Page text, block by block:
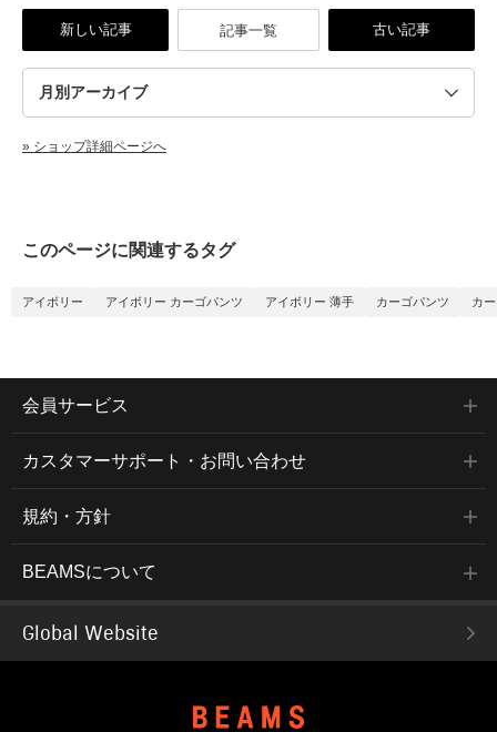
新しい記事 記事一覧 古い記事
» ショップ詳細ページへ
このページに関連するタグ
アイボリー アイボリー カーゴパンツ アイボリー 薄手 カーゴパンツ カ
会員サービス
カスタマーサポート・お問い合わせ
規約・方針
BEAMSについて
Global Website